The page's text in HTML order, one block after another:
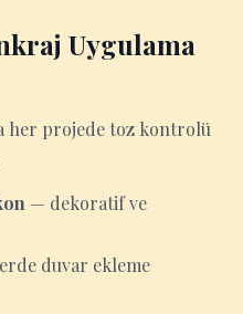
Uygulama
her projede toz kontrolü
— dekoratif ve
duvar ekleme